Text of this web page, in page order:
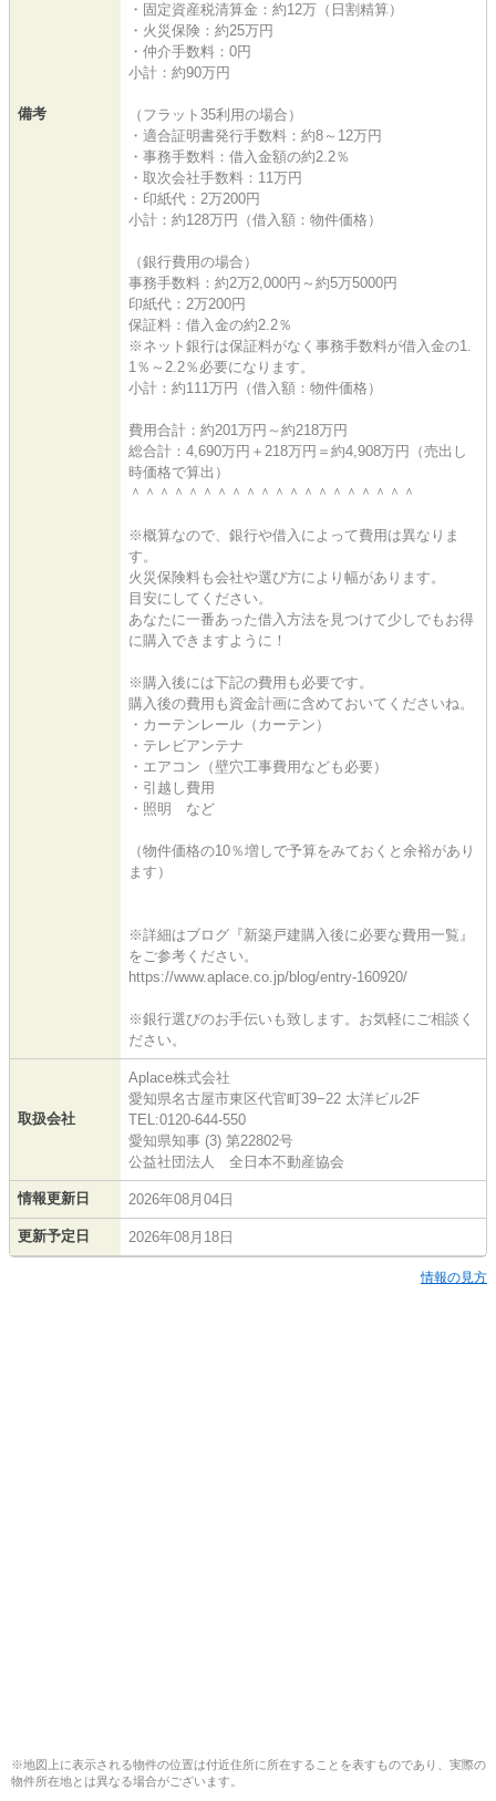
備考
・固定資産税清算金：約12万（日割精算）
・火災保険：約25万円
・仲介手数料：0円
小計：約90万円
（フラット35利用の場合）
・適合証明書発行手数料：約8～12万円
・事務手数料：借入金額の約2.2％
・取次会社手数料：11万円
・印紙代：2万200円
小計：約128万円（借入額：物件価格）
（銀行費用の場合）
事務手数料：約2万2,000円～約5万5000円
印紙代：2万200円
保証料：借入金の約2.2％
※ネット銀行は保証料がなく事務手数料が借入金の1.
1％～2.2％必要になります。
小計：約111万円（借入額：物件価格）
費用合計：約201万円～約218万円
総合計：4,690万円＋218万円＝約4,908万円（売出し
時価格で算出）
＾＾＾＾＾＾＾＾＾＾＾＾＾＾＾＾＾＾＾＾
※概算なので、銀行や借入によって費用は異なりま
す。
火災保険料も会社や選び方により幅があります。
目安にしてください。
あなたに一番あった借入方法を見つけて少しでもお得
に購入できますように！
※購入後には下記の費用も必要です。
購入後の費用も資金計画に含めておいてくださいね。
・カーテンレール（カーテン）
・テレビアンテナ
・エアコン（壁穴工事費用なども必要）
・引越し費用
・照明 など
（物件価格の10％増しで予算をみておくと余裕があり
ます）
※詳細はブログ『新築戸建購入後に必要な費用一覧』
をご参考ください。
https://www.aplace.co.jp/blog/entry-160920/
※銀行選びのお手伝いも致します。お気軽にご相談く
ださい。
取扱会社
Aplace株式会社
愛知県名古屋市東区代官町39−22 太洋ビル2F
TEL:0120-644-550
愛知県知事 (3) 第22802号
公益社団法人 全日本不動産協会
情報更新日 2026年08月04日
更新予定日 2026年08月18日
情報の見方
※地図上に表示される物件の位置は付近住所に所在することを表すものであり、実際の
物件所在地とは異なる場合がございます。